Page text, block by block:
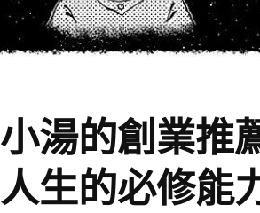
小湯的創業推
人生的必修能